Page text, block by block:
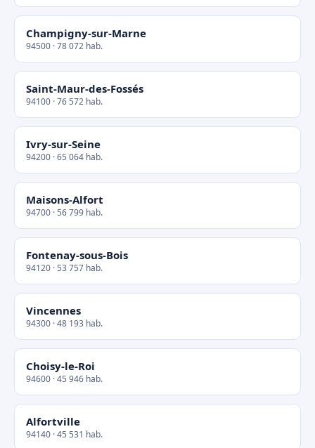
Champigny-sur-Marne
94500 · 78 072 hab.
Saint-Maur-des-Fossés
94100 · 76 572 hab.
Ivry-sur-Seine
94200 · 65 064 hab.
Maisons-Alfort
94700 · 56 799 hab.
Fontenay-sous-Bois
94120 · 53 757 hab.
Vincennes
94300 · 48 193 hab.
Choisy-le-Roi
94600 · 45 946 hab.
Alfortville
94140 · 45 531 hab.